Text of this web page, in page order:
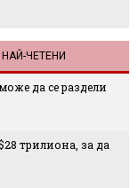
НАЙ-ЧЕТЕНИ
да се раздели
трилиона, за да